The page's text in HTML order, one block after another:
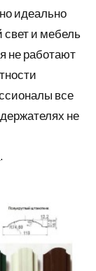
идеально
свет и мебель
не работают
все
не